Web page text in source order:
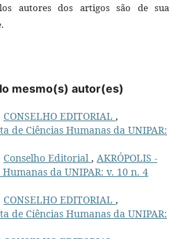
autores dos artigos são de sua
mesmo(s) autor(es)
CONSELHO EDITORIAL ,
de Ciências Humanas da UNIPAR:
Conselho Editorial , AKRÓPOLIS -
da UNIPAR: v. 10 n. 4
CONSELHO EDITORIAL ,
de Ciências Humanas da UNIPAR: